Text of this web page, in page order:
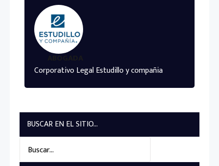
Corporativo Legal Estudillo y compañia
BUSCAR EN EL SITIO...
for: